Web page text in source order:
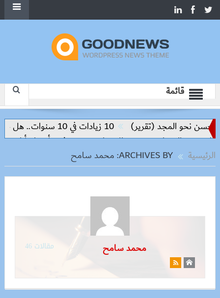
قائمة
10 زيادات في 10 سنوات.. هل حان الوقت لرفع دعم البنزين نهائيا؟
وزيرة الإسكان تسرّع توفيق أوضاع أراضي الشروق والعبور
الرئيسية
محمد سامح مقالات 46